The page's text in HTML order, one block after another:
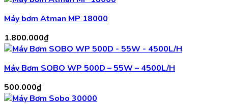
Máy bơm Atman MP 18000
1.800.000₫
Máy Bơm SOBO WP 500D – 55W – 4500L/H
500.000₫